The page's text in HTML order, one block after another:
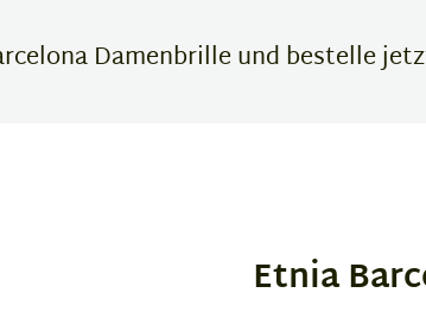
Damenbrille und bestelle
Etnia